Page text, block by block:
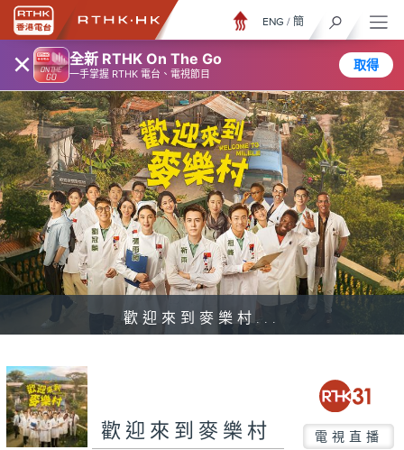
× 全新 RTHK On The Go
一手掌握 RTHK 電台、電視節目
取得
ENG / 簡
歡迎來到麥樂村...
歡迎來到麥樂村 電視直播